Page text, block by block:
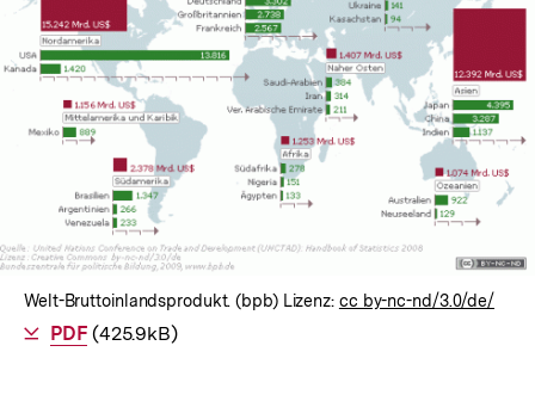
Welt-Bruttoinlandsprodukt. (bpb) Lizenz: cc by-nc-nd/3.0/de/
Als
PDFherunterladen
(425.9kB)